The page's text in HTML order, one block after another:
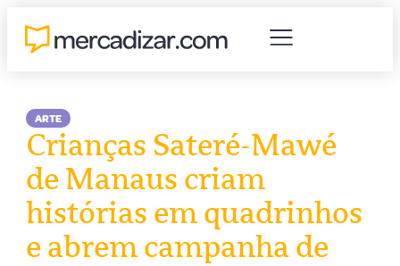
ARTE
Crianças Sateré-Mawé
de Manaus criam
histórias em quadrinhos
e abrem campanha de